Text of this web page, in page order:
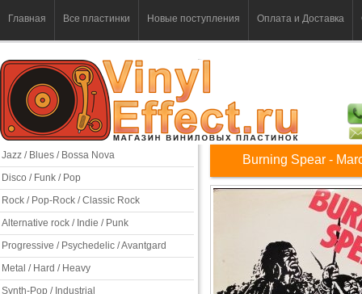
Главная Все пластинки Новые поступления Оплата и Доставка
Jazz / Blues / Bossa Nova
Disco / Funk / Pop
Rock / Pop-Rock / Classic Rock
Alternative rock / Indie / Punk
Progressive / Psychedelic / Avantgard
Metal / Hard / Heavy
Synth-Pop / Industrial
Burning Spear -